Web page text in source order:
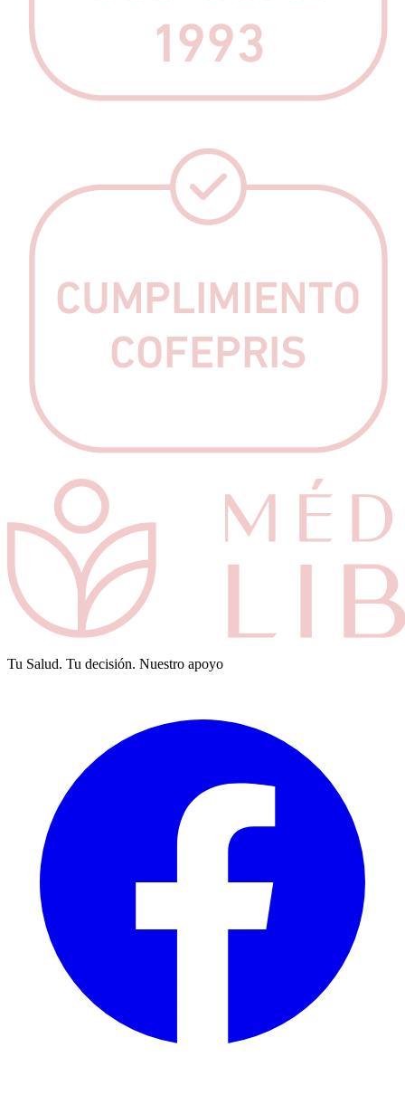
Tu Salud. Tu decisión. Nuestro apoyo